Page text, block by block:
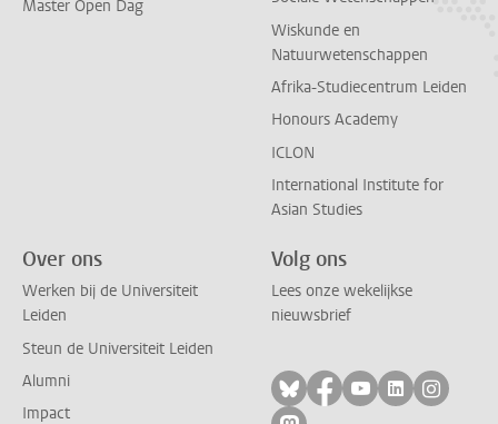
Master Open Dag
Wiskunde en
Natuurwetenschappen
Afrika-Studiecentrum Leiden
Honours Academy
ICLON
International Institute for
Asian Studies
Over ons
Werken bij de Universiteit
Leiden
Steun de Universiteit Leiden
Alumni
Impact
Volg ons
Lees onze wekelijkse
nieuwsbrief
Volg ons op bluesky
Volg ons op
Volg ons op
Volg ons
Volg